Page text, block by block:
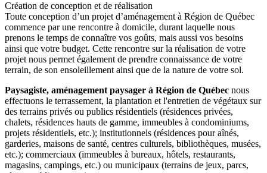
Création de conception et de réalisation
Toute conception d’un projet d’aménagement à Région de Québec
commence par une rencontre à domicile, durant laquelle nous
prenons le temps de connaître vos goûts, mais aussi vos besoins
ainsi que votre budget. Cette rencontre sur la réalisation de votre
projet nous permet également de prendre connaissance de votre
terrain, de son ensoleillement ainsi que de la nature de votre sol.
Paysagiste, aménagement paysager à Région de Québec nous
effectuons le terrassement, la plantation et l'entretien de végétaux sur
des terrains privés ou publics résidentiels (résidences privées,
chalets, résidences hauts de gamme, immeubles à condominiums,
projets résidentiels, etc.); institutionnels (résidences pour aînés,
garderies, maisons de santé, centres culturels, bibliothèques, musées,
etc.); commerciaux (immeubles à bureaux, hôtels, restaurants,
magasins, campings, etc.) ou municipaux (terrains de jeux, parcs,